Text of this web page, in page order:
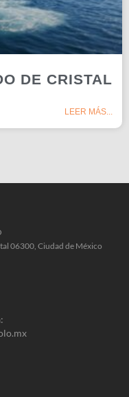
DE CRISTAL
LEER MÁS...
06300, Ciudad de México